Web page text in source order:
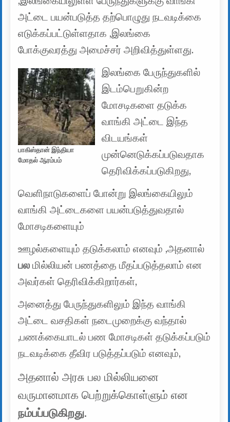
அட்டை பயன்படுத்த தற்பொழுது நடவடிக்கை
எடுக்கப்பட்டுள்ளதாக ,இலங்கை
போக்குவரத்து அமைச்சர் அறிவித்துள்ளது.
பாகிஸ்தான் இந்தியா
மோதல் ஆரம்பம்
இலங்கை பேருந்துகளில்
இடம்பெறுகின்ற
மோசடிகளை தடுக்க
வாங்கி அட்டை இந்த
விடயங்கள்
முன்னெடுக்கப்படுவதாக
தெரிவிக்கப்படுகிறது,
வெளிநாடுகளைப் போன்று இலங்கையிலும்
வாங்கி அட்டைகளை பயன்படுத்துவதால்
மோசடிகளையும்
ஊழல்களையும் தடுக்கலாம் எனவும் ,அதனால்
பல மில்லியன் பணத்தை மீதப்படுத்தலாம் என
அவர்கள் தெரிவிக்கிறார்கள்,
அனைத்து பேருந்துகளிலும் இந்த வாங்கி
அட்டை வசதிகள் நடைமுறைக்கு வந்தால்
,பணக்கையாடல் பண மோசடிகள் தடுக்கப்படும்
நடவடிக்கை தீவிர படுத்தப்படும் எனவும்,
அதனால் அரசு பல மில்லியனை
வருமானமாக பெற்றுக்கொள்ளும் என
நம்பப்படுகிறது.